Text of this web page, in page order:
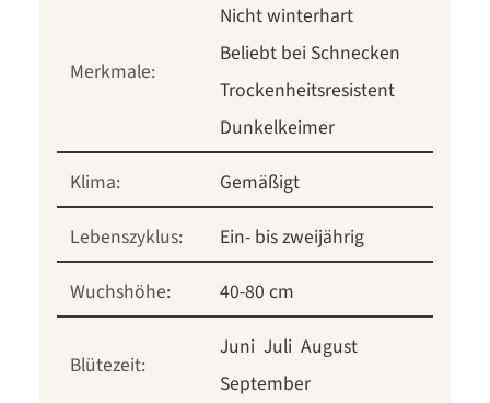
Merkmale:
Nicht winterhart
Beliebt bei Schnecken
Trockenheitsresistent
Dunkelkeimer
Klima:
Gemäßigt
Lebenszyklus:
Ein- bis zweijährig
Wuchshöhe:
40-80 cm
Blütezeit:
Juni Juli August
September